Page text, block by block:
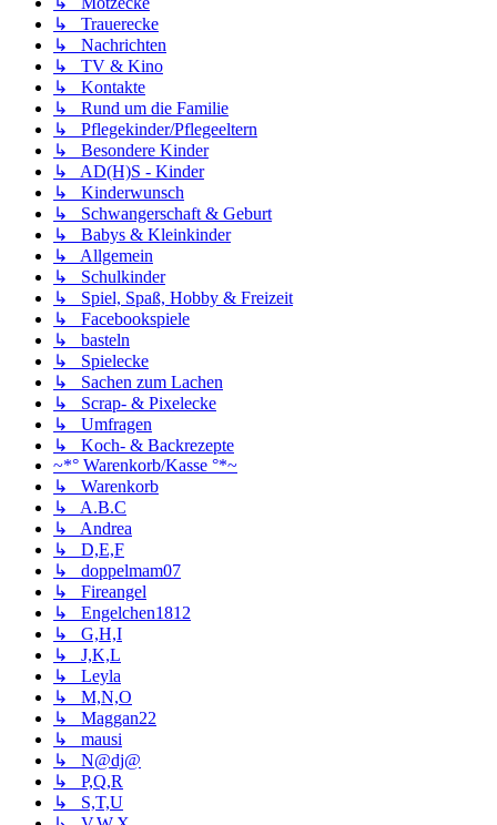
↳ Trauerecke
↳ Nachrichten
↳ TV & Kino
↳ Kontakte
↳ Rund um die Familie
↳ Pflegekinder/Pflegeeltern
↳ Besondere Kinder
↳ AD(H)S - Kinder
↳ Kinderwunsch
↳ Schwangerschaft & Geburt
↳ Babys & Kleinkinder
↳ Allgemein
↳ Schulkinder
↳ Spiel, Spaß, Hobby & Freizeit
↳ Facebookspiele
↳ basteln
↳ Spielecke
↳ Sachen zum Lachen
↳ Scrap- & Pixelecke
↳ Umfragen
↳ Koch- & Backrezepte
~*° Warenkorb/Kasse °*~
↳ Warenkorb
↳ A.B.C
↳ Andrea
↳ D,E,F
↳ doppelmam07
↳ Fireangel
↳ Engelchen1812
↳ G,H,I
↳ J,K,L
↳ Leyla
↳ M,N,O
↳ Maggan22
↳ mausi
↳ N@dj@
↳ P,Q,R
↳ S,T,U